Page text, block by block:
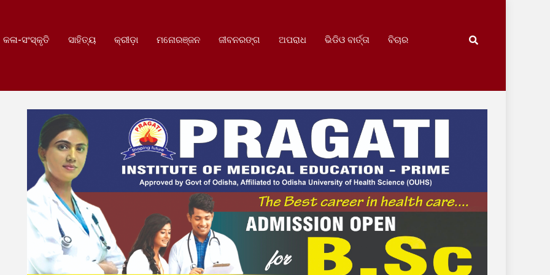
କଳା-ସଂସ୍କୃତି ସାହିତ୍ୟ କ୍ରୀଡ଼ା ମନୋରଞ୍ଜନ ଜୀବନରଙ୍ଗ ଅପରାଧ ଭିଡିଓ ବାର୍ତ୍ତା ବିଚାର